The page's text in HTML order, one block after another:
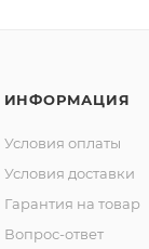
ИНФОРМАЦИЯ
Условия оплаты
Условия доставки
Гарантия на товар
Вопрос-ответ